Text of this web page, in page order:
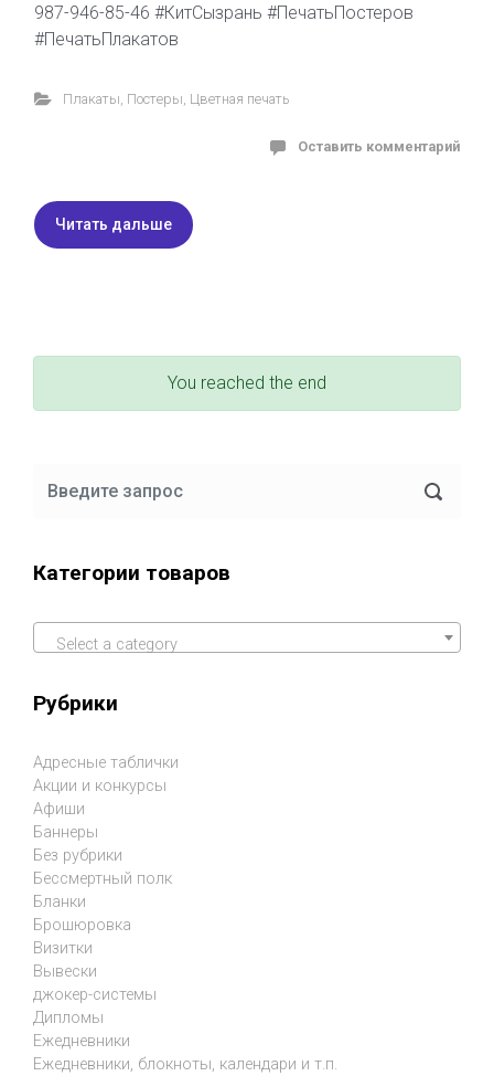
987-946-85-46 #КитСызрань #ПечатьПостеров
#ПечатьПлакатов
Плакаты Постеры Цветная печать
Оставить комментарий
Читать дальше
You reached the end
Категории товаров
Select a category
Рубрики
Адресные таблички
Акции и конкурсы
Афиши
Баннеры
Без рубрики
Бессмертный полк
Бланки
Брошюровка
Визитки
Вывески
джокер-системы
Дипломы
Ежедневники
Ежедневники, блокноты, календари и т.п.